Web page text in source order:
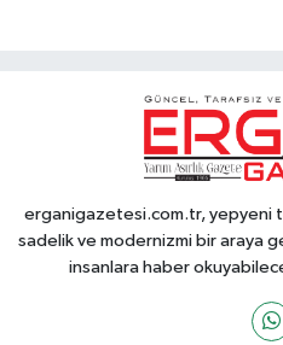
erganigazetesi.com.tr, yepyeni
sadelik ve modernizmi bir araya
insanlara haber